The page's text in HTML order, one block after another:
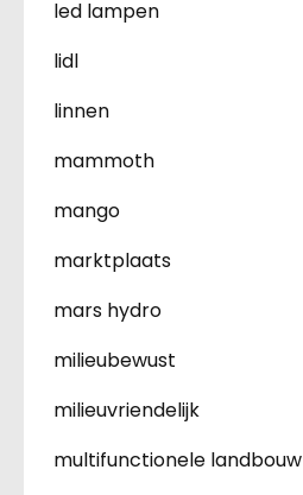
led lampen
lidl
linnen
mammoth
mango
marktplaats
mars hydro
milieubewust
milieuvriendelijk
multifunctionele landbouw